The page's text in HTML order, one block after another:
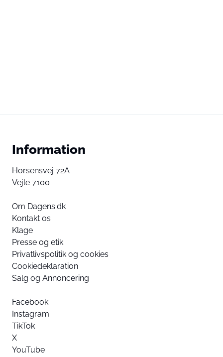
Information
Horsensvej 72A
Vejle 7100
Om Dagens.dk
Kontakt os
Klage
Presse og etik
Privatlivspolitik og cookies
Cookiedeklaration
Salg og Annoncering
Facebook
Instagram
TikTok
X
YouTube